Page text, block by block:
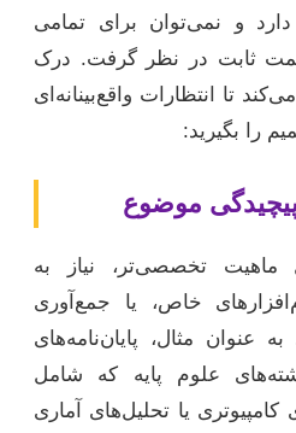
و نمی‌توان برای تمامی
ثابت در نظر گرفت. درک
تا انتظارات واقع‌بینانه‌ای
را بگیرید:
ماهیت تخصصی‌تر، نیاز به
خاص، یا جمع‌آوری
عنوان مثال، پایان‌نامه‌های
علوم پایه که شامل
کامپیوتری یا تحلیل‌های آماری